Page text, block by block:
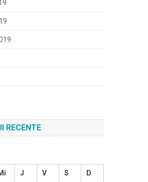
RECENTE
J V S D